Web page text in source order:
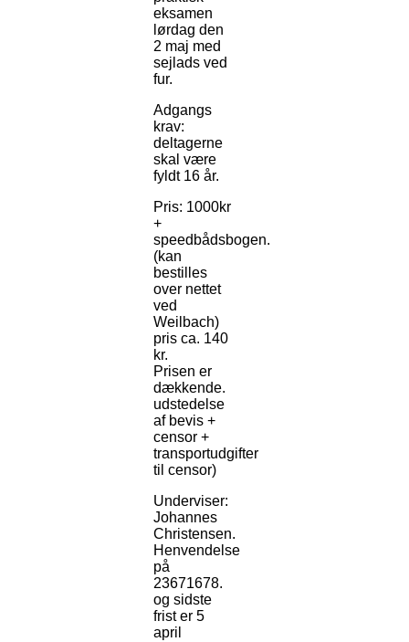
eksamen
lørdag den
2 maj med
sejlads ved
fur.
Adgangs
krav:
deltagerne
skal være
fyldt 16 år.
Pris: 1000kr
+
speedbådsbogen.
(kan
bestilles
over nettet
ved
Weilbach)
pris ca. 140
kr.
Prisen er
dækkende.
udstedelse
af bevis +
censor +
transportudgifter
til censor)
Underviser:
Johannes
Christensen.
Henvendelse
på
23671678.
og sidste
frist er 5
april